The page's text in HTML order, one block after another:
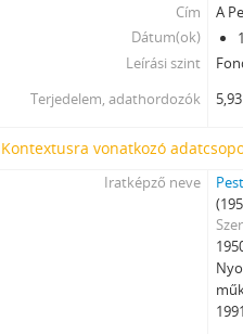
Cím
A
Dátum(ok)
Leírási szint
Terjedelem, adathordozók
Kontextusra vonatkozó
Iratképző neve